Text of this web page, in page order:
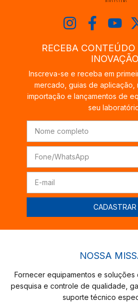
RECEBA
INOVAÇÃO
Inscreva-se e receba em
mercado, guias de
importação e lançamentos de
seu
NOSSA
Fornecer equipamentos e
pesquisa e controle de qualidade,
suporte técnico